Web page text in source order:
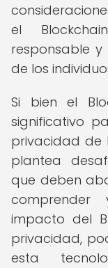
el
responsable
de los
Si bien el
significativo
privacidad de
plantea
que deben
impacto del
privacidad,
esta